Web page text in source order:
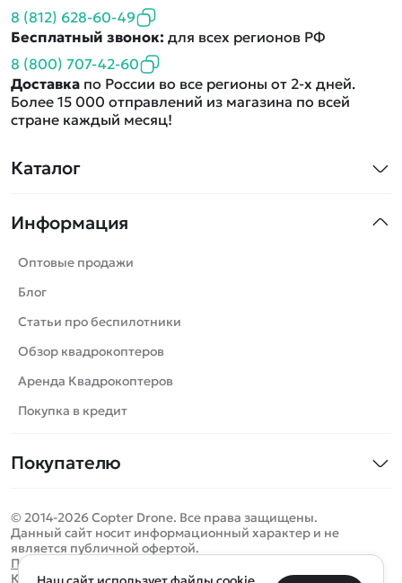
Каталог
Машинки
Танки
Вертолеты
Катера
Роботы
Самолеты
Сборные модели
Спецтехника
Игрушки
Запчасти для моделей
Информация
Оптовые продажи
Блог
Статьи про беспилотники
Обзор квадрокоптеров
Аренда Квадрокоптеров
Покупка в кредит
Покупателю
Оплата и доставка
Помощь
8 (812) 628-60-49
Бесплатный звонок: для всех регионов РФ
8 (800) 707-42-60
Доставка по России во все регионы от 2-х дней.
Более 15 000 отправлений из магазина по всей
стране каждый месяц!
© 2014-2026 Copter Drone. Все права защищены.
Данный сайт носит информационный характер и не
является публичной офертой.
Политика конфиденциальности
Карта сайта
Определить местоположение